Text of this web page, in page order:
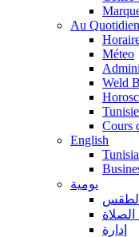
Au Quotidien
Méteo
Weld
Cours
English
Tunisia
يومية
الطقس
الصلاة
إدارة